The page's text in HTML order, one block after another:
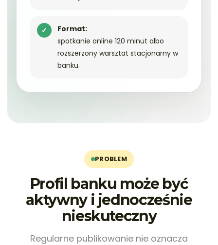
✓
Format:
spotkanie online 120 minut albo
rozszerzony warsztat stacjonarny w
banku.
PROBLEM
Profil banku może być
aktywny i jednocześnie
nieskuteczny
Regularne publikowanie nie oznacza